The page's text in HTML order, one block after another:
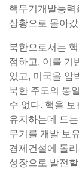
핵무기개발능력
상황으로 몰아
북한으로서는
점하고, 이를 기
있고, 미국을 압
북한 주도의 통
수 없다. 핵을
유지하는데 드
무기를 개발 보
경제건설에 돌
성장으로 발전